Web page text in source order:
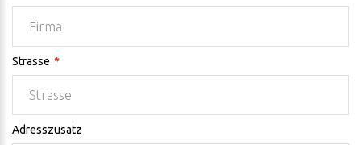
Strasse
Adresszusatz